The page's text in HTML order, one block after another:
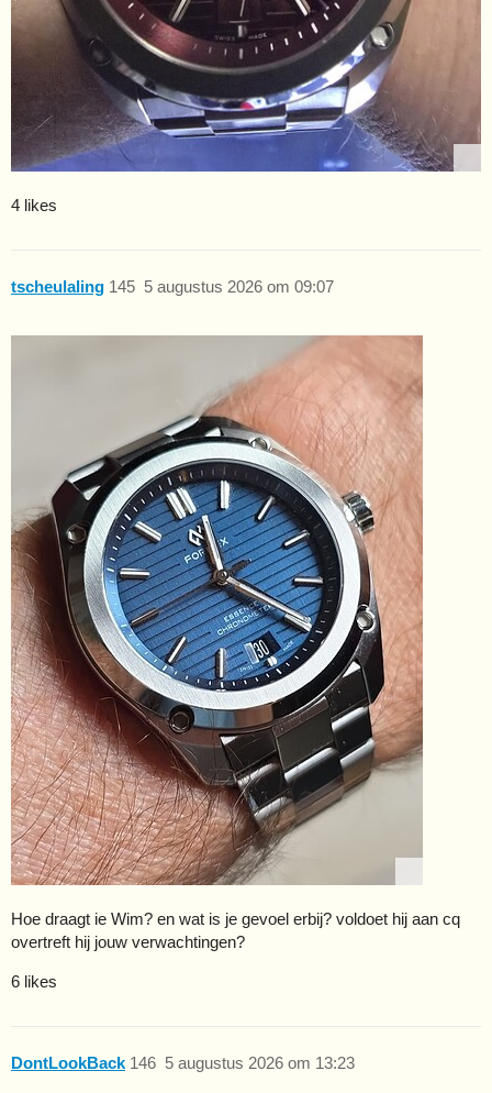
4 likes
tscheulaling 5 augustus 2026 om 09:07
145
Hoe draagt ie Wim? en wat is je gevoel erbij? voldoet hij aan cq
overtreft hij jouw verwachtingen?
6 likes
DontLookBack 5 augustus 2026 om 13:23
146